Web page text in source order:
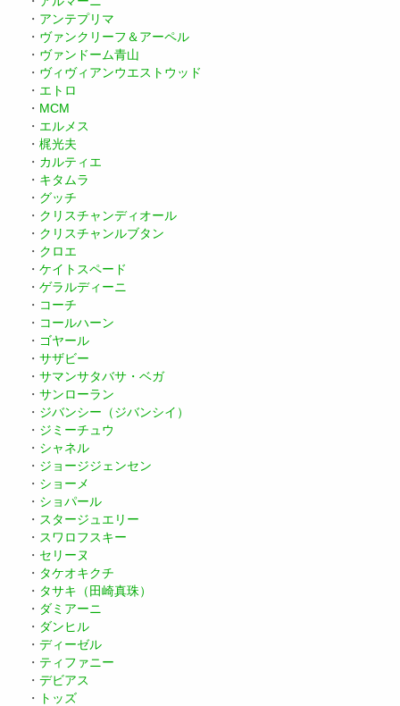
・ アンテプリマ
・ ヴァンクリーフ＆アーペル
・ ヴァンドーム青山
・ ヴィヴィアンウエストウッド
・ エトロ
・ MCM
・ エルメス
・ 梶光夫
・ カルティエ
・ キタムラ
・ グッチ
・ クリスチャンディオール
・ クリスチャンルブタン
・ クロエ
・ ケイトスペード
・ ゲラルディーニ
・ コーチ
・ コールハーン
・ ゴヤール
・ サザビー
・ サマンサタバサ・ベガ
・ サンローラン
・ ジバンシー（ジバンシイ）
・ ジミーチュウ
・ シャネル
・ ジョージジェンセン
・ ショーメ
・ ショパール
・ スタージュエリー
・ スワロフスキー
・ セリーヌ
・ タケオキクチ
・ タサキ（田崎真珠）
・ ダミアーニ
・ ダンヒル
・ ディーゼル
・ ティファニー
・ デビアス
・
トッズ